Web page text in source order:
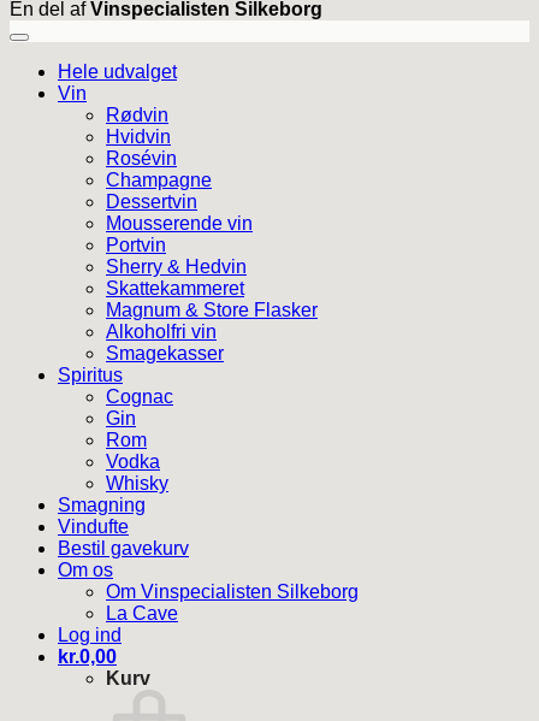
En del afVinspecialisten Silkeborg
Hele udvalget
Vin
Rødvin
Hvidvin
Rosévin
Champagne
Dessertvin
Mousserende vin
Portvin
Sherry & Hedvin
Skattekammeret
Magnum & Store Flasker
Alkoholfri vin
Smagekasser
Spiritus
Cognac
Gin
Rom
Vodka
Whisky
Smagning
Vindufte
Bestil gavekurv
Om os
Om Vinspecialisten Silkeborg
La Cave
Log ind
kr.0,00
Kurv